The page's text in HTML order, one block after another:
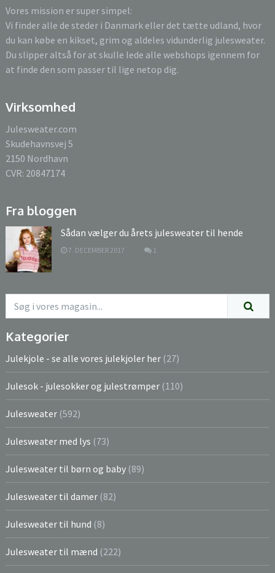
Vores mission er super simpel:
Vi finder alle de steder i Danmark eller det tætte udland, hvor
du kan købe en kikset, grim og aldeles vidunderlig julesweater.
Du slipper altså for at skulle lede alle webshops igennem for
at finde den som passer til lige netop dig.
Virksomhed
Julesweater.com
Skudehavnsvej 5
2150 Nordhavn
CVR: 20847174
Fra bloggen
Sådan vælger du årets julesweater til hende
7. DECEMBER 2017 1
Kategorier
Julekjole - se alle vores julekjoler her (27)
Julesok - julesokker og julestrømper (110)
Julesweater (592)
Julesweater med lys (73)
Julesweater til børn og baby (89)
Julesweater til damer (82)
Julesweater til hund (8)
Julesweater til mænd (222)